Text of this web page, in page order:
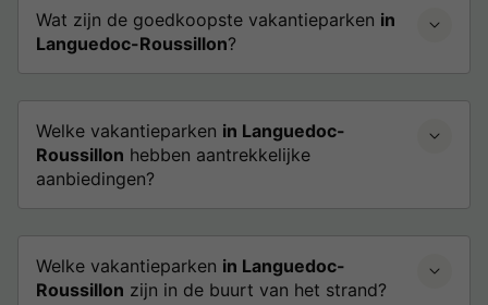
Wat zijn de goedkoopste vakantieparken in
Languedoc-Roussillon?
Welke vakantieparken in Languedoc-
Roussillon hebben aantrekkelijke
aanbiedingen?
Welke vakantieparken in Languedoc-
Roussillon zijn in de buurt van het strand?